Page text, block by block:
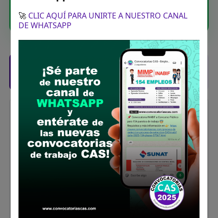
Posiciones solicitadas y links de las
bases
ESPECIALISTA I
Vacantes:1
Profesiones/Oficios:Título Profesional
Universitario en Economía o Ingeniería
Experiencia General: Cuatro (4) años.
Experiencia Específica: Tres (3) años en
🚀 CLIC AQUÍ PARA UNIRTE A NUESTRO CANAL
DE WHATSAPP